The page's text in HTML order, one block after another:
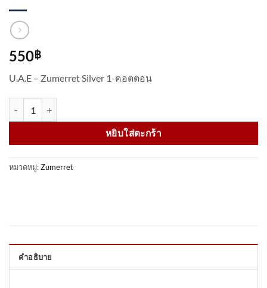
550฿
U.A.E – Zumerret Silver 1-คอตตอน
หยิบใส่ตะกร้า
หมวดหมู่:Zumerret
คำอธิบาย